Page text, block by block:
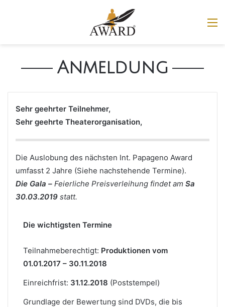
Anmeldung
Sehr geehrter Teilnehmer,
Sehr geehrte Theaterorganisation,
Die Auslobung des nächsten Int. Papageno Award
umfasst 2 Jahre (Siehe nachstehende Termine).
Die Gala – Feierliche Preisverleihung findet am Sa
30.03.2019 statt.
Die wichtigsten Termine
Teilnahmeberechtigt: Produktionen vom
01.01.2017 – 30.11.2018
Einreichfrist: 31.12.2018 (Poststempel)
Grundlage der Bewertung sind DVDs, die bis